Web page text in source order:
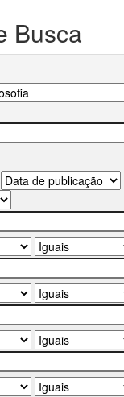
Busca